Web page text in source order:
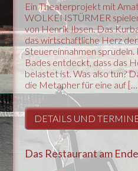
Ein Theaterprojekt mit
WOLKENSTÜRMER
von Henrik Ibsen. Das
das wirtschaftliche Herz
Steuereinnahmen
Bades entdeckt, dass das
belastet ist. Was also tun?
die Metapher für eine auf
DETAILS UND
Das Restaurant am